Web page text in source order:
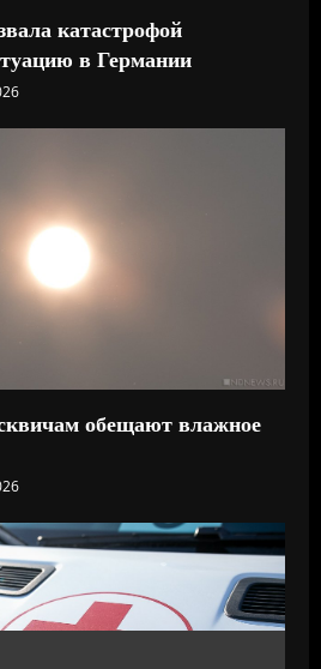
катастрофой
в Германии
обещают влажное